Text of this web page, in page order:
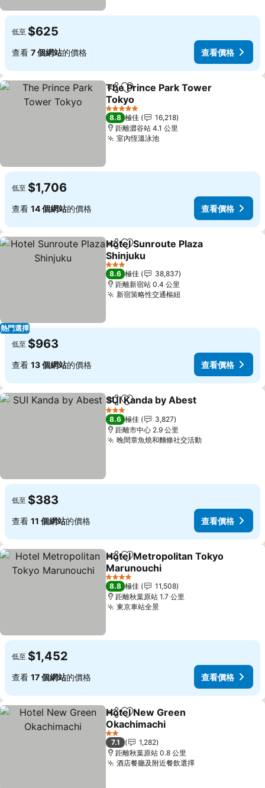
低至 $625
查看 7 個網站的價格 查看價格
分享 放到收藏夾
The Prince Park Tower
Tokyo
5 星級
8.8 極佳
16,218
距離澀谷站 4.1 公里
室內恆溫泳池
低至 $1,706
查看 14 個網站的價格 查看價格
熱門選擇
分享 放到收藏夾
Hotel Sunroute Plaza
Shinjuku
3 星級
8.6 極佳
38,837
距離新宿站 0.4 公里
新宿策略性交通樞紐
低至 $963
查看 13 個網站的價格 查看價格
分享 放到收藏夾
SUI Kanda by Abest
3 星級
8.6 極佳
3,827
距離市中心 2.9 公里
晚間章魚燒和麵條社交活動
低至 $383
查看 11 個網站的價格 查看價格
分享 放到收藏夾
Hotel Metropolitan Tokyo
Marunouchi
4 星級
8.8 極佳
11,508
距離秋葉原站 1.7 公里
東京車站全景
低至 $1,452
查看 17 個網站的價格 查看價格
分享 放到收藏夾
Hotel New Green
Okachimachi
2 星級
7.1
1,282
距離秋葉原站 0.8 公里
酒店餐廳及附近餐飲選擇